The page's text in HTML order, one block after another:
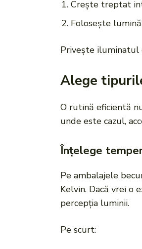
Crește treptat
Folosește
Privește iluminatul
Alege
O rutină eficientă
unde este cazul,
Înțelege
Pe ambalajele
Kelvin. Dacă vrei o
percepția luminii.
Pe scurt: